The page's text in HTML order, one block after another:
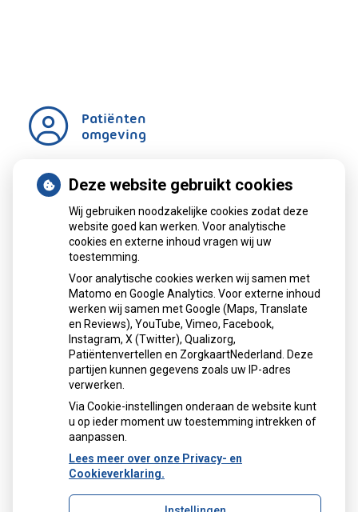
Patiënten
omgeving
Regel met
gemak
Uw Zorg
online
Herhaalreceptenaanvragen
Anticonceptiemiddelenaanvragen
Diabetesmiddelenaanvragen
Registerenop
Centrum
apotheek
Deze website gebruikt cookies
Wij gebruiken noodzakelijke cookies zodat deze
website goed kan werken. Voor analytische
cookies en externe inhoud vragen wij uw
toestemming.
Voor analytische cookies werken wij samen met
Matomo en Google Analytics. Voor externe inhoud
werken wij samen met Google (Maps, Translate
en Reviews), YouTube, Vimeo, Facebook,
Instagram, X (Twitter), Qualizorg,
Patiëntenvertellen en ZorgkaartNederland. Deze
partijen kunnen gegevens zoals uw IP-adres
verwerken.
Via Cookie-instellingen onderaan de website kunt
u op ieder moment uw toestemming intrekken of
aanpassen.
Lees meer over onze Privacy- en
Cookieverklaring.